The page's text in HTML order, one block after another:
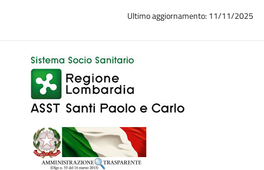
Thyroid Unit, viene offerto sempre un approccio
Schede di approfondimento: ipertiroidismo,
oftamopatie basedowiana, iperparatiroidismo primario e
secondari in "Allegati".
Ultimo aggiornamento: 11/11/2025